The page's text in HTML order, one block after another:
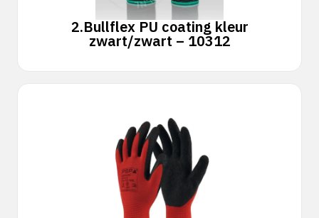
2.Bullflex PU coating kleur
zwart/zwart – 10312